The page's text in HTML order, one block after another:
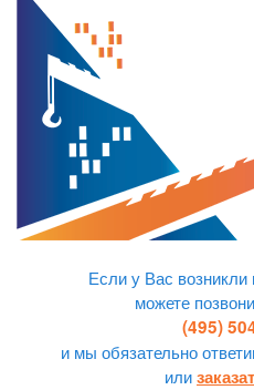
Если у Вас возникли
можете
(495)
и мы обязательно
или